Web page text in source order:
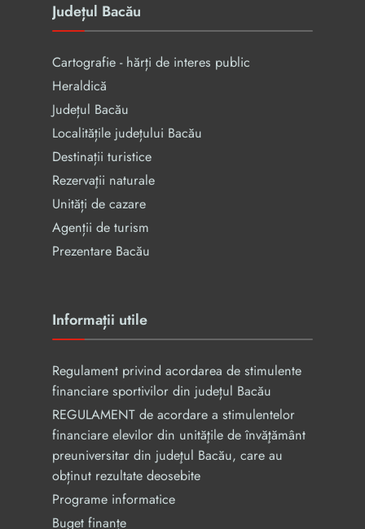
Județul Bacău
Cartografie - hărți de interes public
Heraldică
Județul Bacău
Localitățile județului Bacău
Destinații turistice
Rezervaţii naturale
Unități de cazare
Agenții de turism
Prezentare Bacău
Informații utile
Regulament privind acordarea de stimulente
financiare sportivilor din județul Bacău
REGULAMENT de acordare a stimulentelor
financiare elevilor din unităţile de învăţământ
preuniversitar din judeţul Bacău, care au
obținut rezultate deosebite
Programe informatice
Buget finanțe